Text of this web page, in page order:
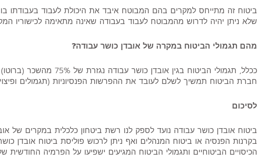
ביטוח זה מתייחס למקרים בהם המבוטח איבד את היכולת לעבוד בעבודתו
שלא ניתן יהיה לדרוש מהמבוטח לעבוד בעבודה שאינה מתאימה לכישוריו
מהם תגמולי הביטוח במקרה של אובדן כושר עבודה?
ככלל, תגמולי הביטוח בגין
חברת הביטוח תמשיך לשלם לעובד את ההפרשות הפנסיוניות (תגמולים
לסיכום
ביטוח אובדן כושר עבודה נועד לספק לנו רשת ביטחון כלכלית במקרים של
בקרנות הפנסיה או ביטוח המנהלים ואף ניתן לרכוש פוליסת ביטוח אובדן
הכיסויים הביטוחיים ותגמולי הביטוח המגיעים ישפיעו על הפרמיה החודשית